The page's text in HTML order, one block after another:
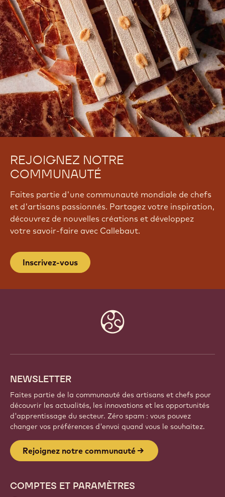
REJOIGNEZ NOTRE
COMMUNAUTÉ
Faites partie d'une communauté mondiale de chefs
et d'artisans passionnés. Partagez votre inspiration,
découvrez de nouvelles créations et développez
votre savoir-faire avec Callebaut.
Inscrivez-vous
NEWSLETTER
Faites partie de la communauté des artisans et chefs pour
découvrir les actualités, les innovations et les opportunités
d'apprentissage du secteur. Zéro spam : vous pouvez
changer vos préférences d'envoi quand vous le souhaitez.
Rejoignez notre communauté
COMPTES ET PARAMÈTRES